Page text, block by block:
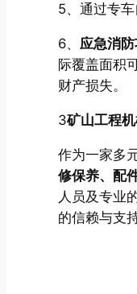
5、通过专
6、 应急消
际覆盖面积
财产损失。
3矿山工程
作为一家多
修保养、配
人员及专业
的信赖与支